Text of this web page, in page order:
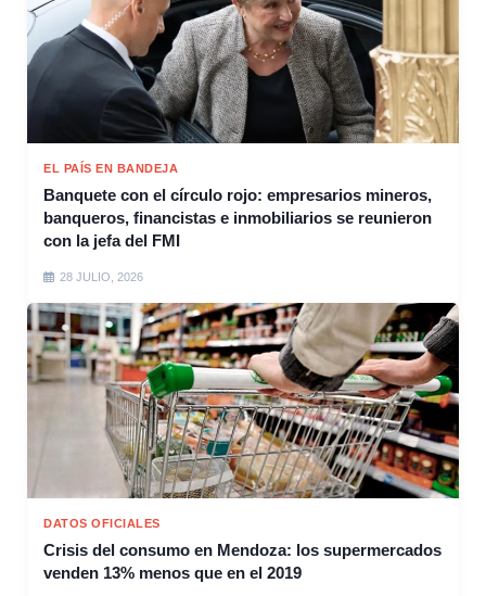
EL PAÍS EN BANDEJA
Banquete con el círculo rojo: empresarios mineros,
banqueros, financistas e inmobiliarios se reunieron
con la jefa del FMI
28 JULIO, 2026
DATOS OFICIALES
Crisis del consumo en Mendoza: los supermercados
venden 13% menos que en el 2019